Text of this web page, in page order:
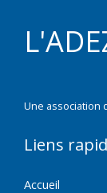
Une association
Liens
Accueil